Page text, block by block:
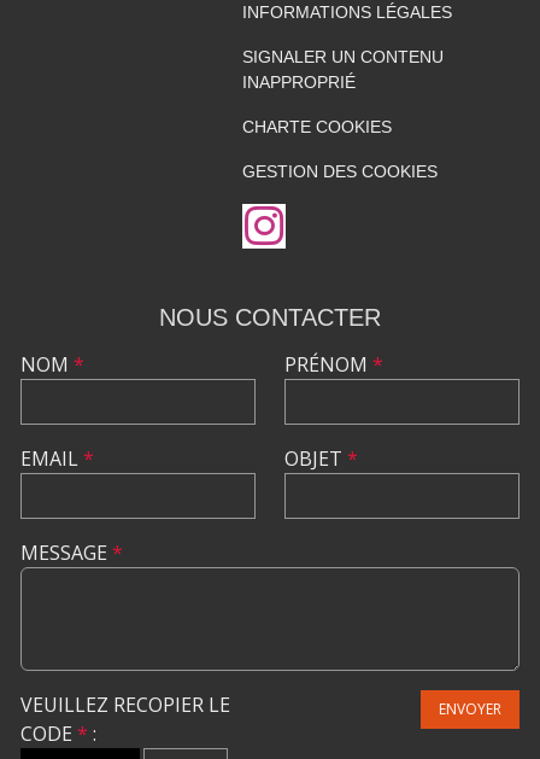
INFORMATIONS LÉGALES
SIGNALER UN CONTENU
INAPPROPRIÉ
CHARTE COOKIES
GESTION DES COOKIES
NOUS CONTACTER
NOM *
EMAIL*
PRÉNOM *
OBJET *
MESSAGE *
VEUILLEZ RECOPIER LE
CODE * :
ENVOYER